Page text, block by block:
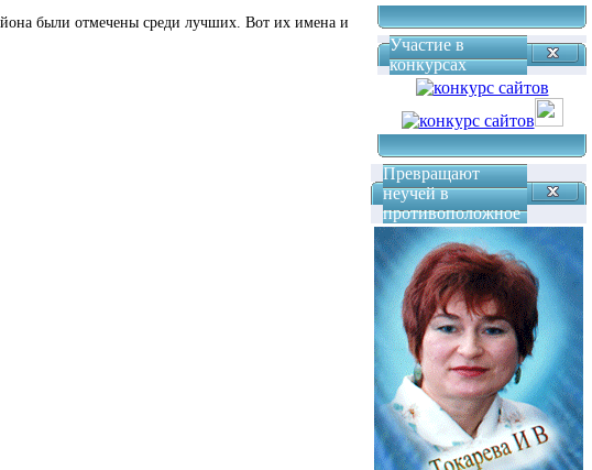
были отмечены среди лучших. Вот их имена и
Участие в
конкурсах
Превращают
неучей в
противоположное